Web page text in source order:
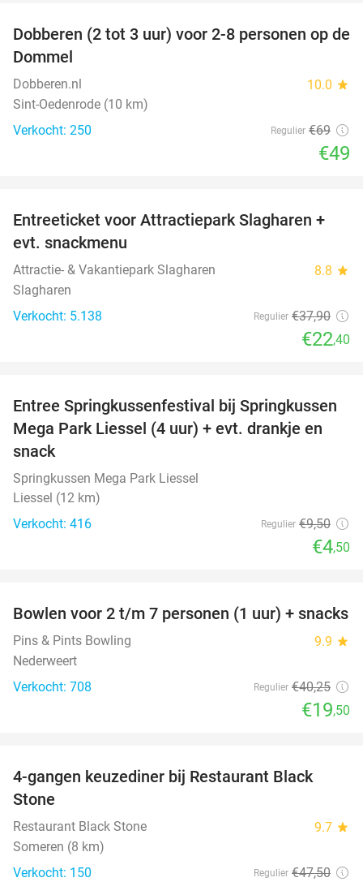
29%
Dobberen (2 tot 3 uur) voor 2-8 personen op de
Dommel
Dobberen.nl 10.0 star
Sint-Oedenrode (10 km)
Verkocht: 250
Regulier €69
€49
41%
Entreeticket voor Attractiepark Slagharen +
evt. snackmenu
Attractie- & Vakantiepark Slagharen 8.8 star
Slagharen
Verkocht: 5.138
Regulier €37,90
€22,40
53%
Entree Springkussenfestival bij Springkussen
Mega Park Liessel (4 uur) + evt. drankje en
snack
Springkussen Mega Park Liessel
Liessel (12 km)
Verkocht: 416
Regulier €9,50
€4,50
52%
Bowlen voor 2 t/m 7 personen (1 uur) + snacks
Pins & Pints Bowling 9.9 star
Nederweert
Verkocht: 708
Regulier €40,25
€19,50
34%
4-gangen keuzediner bij Restaurant Black
Stone
Restaurant Black Stone 9.7 star
Someren (8 km)
Verkocht: 150
Regulier €47,50